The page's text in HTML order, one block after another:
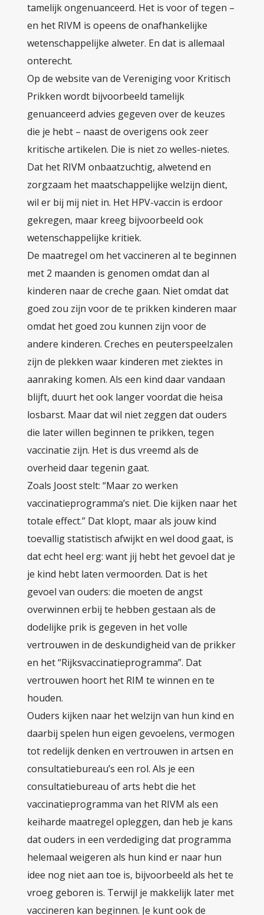
tamelijk ongenuanceerd. Het is voor of tegen –
en het RIVM is opeens de onafhankelijke
wetenschappelijke alweter. En dat is allemaal
onterecht.
Op de website van de Vereniging voor Kritisch
Prikken wordt bijvoorbeeld tamelijk
genuanceerd advies gegeven over de keuzes
die je hebt – naast de overigens ook zeer
kritische artikelen. Die is niet zo welles-nietes.
Dat het RIVM onbaatzuchtig, alwetend en
zorgzaam het maatschappelijke welzijn dient,
wil er bij mij niet in. Het HPV-vaccin is erdoor
gekregen, maar kreeg bijvoorbeeld ook
wetenschappelijke kritiek.
De maatregel om het vaccineren al te beginnen
met 2 maanden is genomen omdat dan al
kinderen naar de creche gaan. Niet omdat dat
goed zou zijn voor de te prikken kinderen maar
omdat het goed zou kunnen zijn voor de
andere kinderen. Creches en peuterspeelzalen
zijn de plekken waar kinderen met ziektes in
aanraking komen. Als een kind daar vandaan
blijft, duurt het ook langer voordat die heisa
losbarst. Maar dat wil niet zeggen dat ouders
die later willen beginnen te prikken, tegen
vaccinatie zijn. Het is dus vreemd als de
overheid daar tegenin gaat.
Zoals Joost stelt: “Maar zo werken
vaccinatieprogramma’s niet. Die kijken naar het
totale effect.” Dat klopt, maar als jouw kind
toevallig statistisch afwijkt en wel dood gaat, is
dat echt heel erg: want jij hebt het gevoel dat je
je kind hebt laten vermoorden. Dat is het
gevoel van ouders: die moeten de angst
overwinnen erbij te hebben gestaan als de
dodelijke prik is gegeven in het volle
vertrouwen in de deskundigheid van de prikker
en het “Rijksvaccinatieprogramma”. Dat
vertrouwen hoort het RIM te winnen en te
houden.
Ouders kijken naar het welzijn van hun kind en
daarbij spelen hun eigen gevoelens, vermogen
tot redelijk denken en vertrouwen in artsen en
consultatiebureau’s een rol. Als je een
consultatiebureau of arts hebt die het
vaccinatieprogramma van het RIVM als een
keiharde maatregel opleggen, dan heb je kans
dat ouders in een verdediging dat programma
helemaal weigeren als hun kind er naar hun
idee nog niet aan toe is, bijvoorbeeld als het te
vroeg geboren is. Terwijl je makkelijk later met
vaccineren kan beginnen. Je kunt ook de